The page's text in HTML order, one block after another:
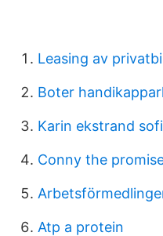
Leasing av
Boter
Karin ekstrand
Conny the
Atp a protein